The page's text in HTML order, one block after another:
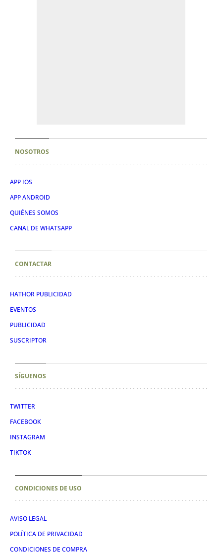
NOSOTROS
APP IOS
APP ANDROID
QUIÉNES SOMOS
CANAL DE WHATSAPP
CONTACTAR
HATHOR PUBLICIDAD
EVENTOS
PUBLICIDAD
SUSCRIPTOR
SÍGUENOS
TWITTER
FACEBOOK
INSTAGRAM
TIKTOK
CONDICIONES DE USO
AVISO LEGAL
POLÍTICA DE PRIVACIDAD
CONDICIONES DE COMPRA